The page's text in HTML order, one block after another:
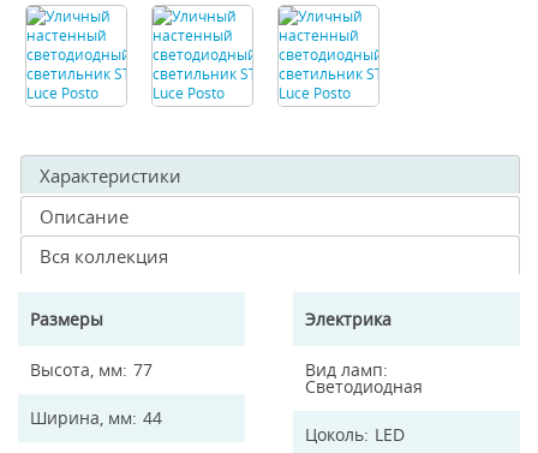
Характеристики
Описание
Вся коллекция
Размеры
Высота, мм 77
Ширина, мм 44
Электрика
Вид ламп
Светодиодная
Цоколь LED